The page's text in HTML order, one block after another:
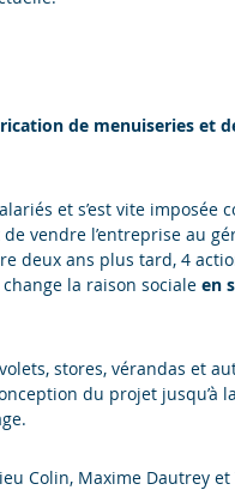
de menuiseries et
et s’est vite imposée
vendre l’entreprise au
deux ans plus tard, 4
la raison sociale en
stores, vérandas et
du projet jusqu’à
Colin, Maxime Dautrey et